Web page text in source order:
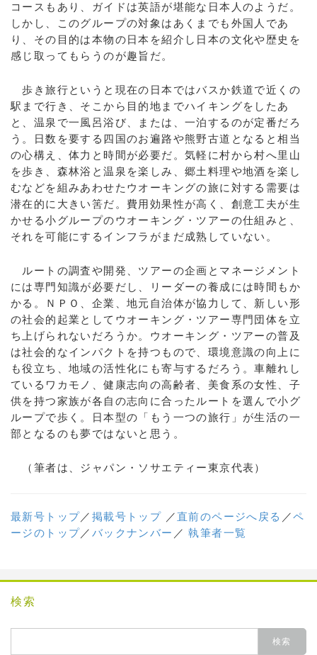
コースもあり、ガイドは英語が堪能な日本人のようだ。
しかし、このグループの対象はあくまでも外国人であ
り、その目的は本物の日本を紹介し日本の文化や歴史を
感じ取ってもらうのが趣旨だ。
歩き旅行というと現在の日本ではバスか鉄道で近くの
駅まで行き、そこから目的地までハイキングをしたあ
と、温泉で一風呂浴び、または、一泊するのが定番だろ
う。日数を要する四国のお遍路や熊野古道となると相当
の心構え、体力と時間が必要だ。気軽に村から村へ里山
を歩き、森林浴と温泉を楽しみ、郷土料理や地酒を楽し
むなどを組みあわせたウオーキングの旅に対する需要は
潜在的に大きい筈だ。費用効果性が高く、創意工夫が生
かせる小グループのウオーキング・ツアーの仕組みと、
それを可能にするインフラがまだ成熟していない。
ルートの調査や開発、ツアーの企画とマネージメント
には専門知識が必要だし、リーダーの養成には時間もか
かる。ＮＰＯ、企業、地元自治体が協力して、新しい形
の社会的起業としてウオーキング・ツアー専門団体を立
ち上げられないだろうか。ウオーキング・ツアーの普及
は社会的なインパクトを持つもので、環境意識の向上に
も役立ち、地域の活性化にも寄与するだろう。車離れし
ているワカモノ、健康志向の高齢者、美食系の女性、子
供を持つ家族が各自の志向に合ったルートを選んで小グ
ループで歩く。日本型の「もう一つの旅行」が生活の一
部となるのも夢ではないと思う。
（筆者は、ジャパン・ソサエティー東京代表）
最新号トップ／ 掲載号トップ ／直前のページへ戻る ／ペ
ージのトップ／ バックナンバー ／執筆者一覧
検索